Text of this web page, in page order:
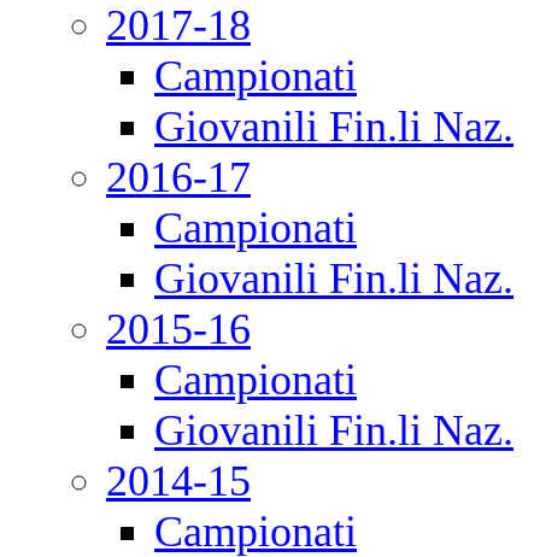
2017-18
Campionati
Giovanili Fin.li Naz.
2016-17
Campionati
Giovanili Fin.li Naz.
2015-16
Campionati
Giovanili Fin.li Naz.
2014-15
Campionati